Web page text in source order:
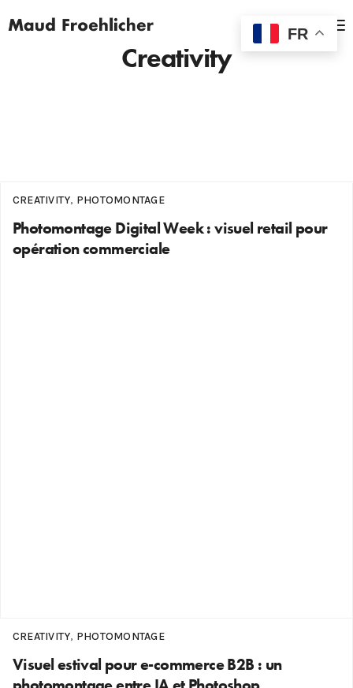
MENU
Creativity
CREATIVITY, PHOTOMONTAGE
Photomontage Digital Week : visuel retail pour
opération commerciale
CREATIVITY, PHOTOMONTAGE
Visuel estival pour e-commerce B2B : un
FR